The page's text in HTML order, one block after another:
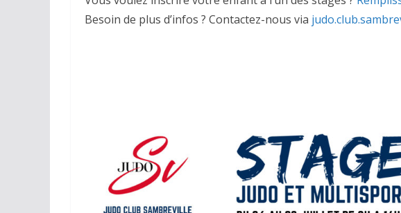
Besoin de plus d’infos ? Contactez-nous via